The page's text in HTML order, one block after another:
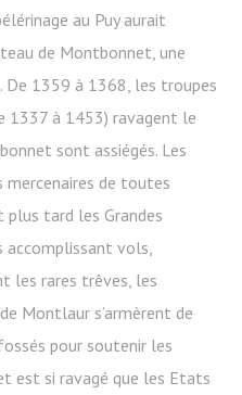
au Puy aurait
de Montbonnet, une
1359 à 1368, les troupes
1337 à 1453) ravagent le
sont assiégés. Les
mercenaires de toutes
tard les Grandes
accomplissant vols,
les rares trêves, les
Montlaur s’armèrent de
pour soutenir les
est si ravagé que les Etats